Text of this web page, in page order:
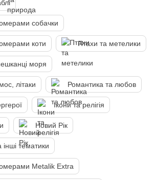
собачки
коти Птахи та метелики
моря
літаки Романтика та любов
Ікони та релігія
Новий Рік
інші тематики
Metalik Extra